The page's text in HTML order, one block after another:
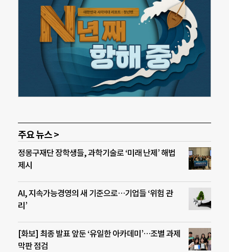
주요 뉴스 >
정몽구재단 장학생들, 과학기술로 ‘미래 난제’ 해법
제시
AI, 지속가능경영의 새 기준으로…기업들 ‘위험 관
리’
[화보] 최종 발표 앞둔 ‘유일한 아카데미’…조별 과제
막판 점검